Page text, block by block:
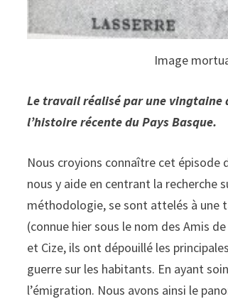
Image
Le travail réalisé par une vingtaine
l’histoire récente du Pays Basque.
Nous croyions connaître cet épisode
nous y aide en centrant la
méthodologie, se sont attelés à une
(connue hier sous le nom des Amis
et Cize, ils ont dépouillé les
guerre sur les habitants. En ayant
l’émigration. Nous avons ainsi le